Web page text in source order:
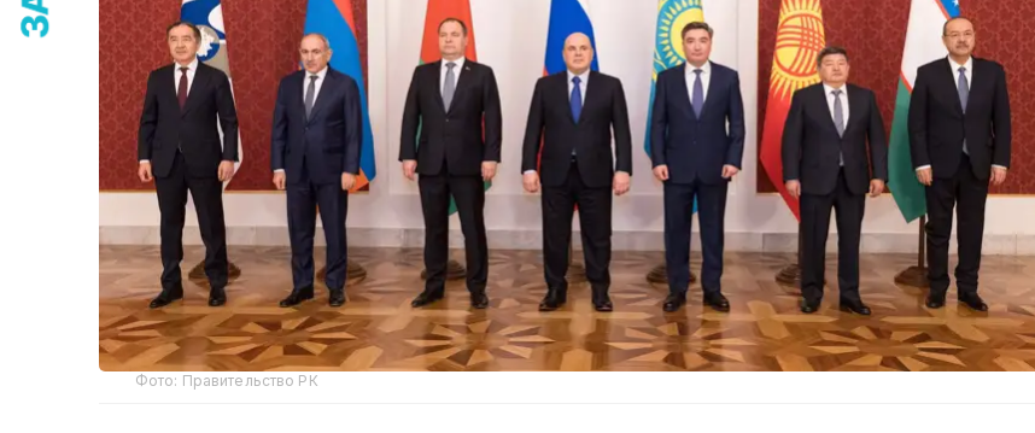
Фото: Правительство РК